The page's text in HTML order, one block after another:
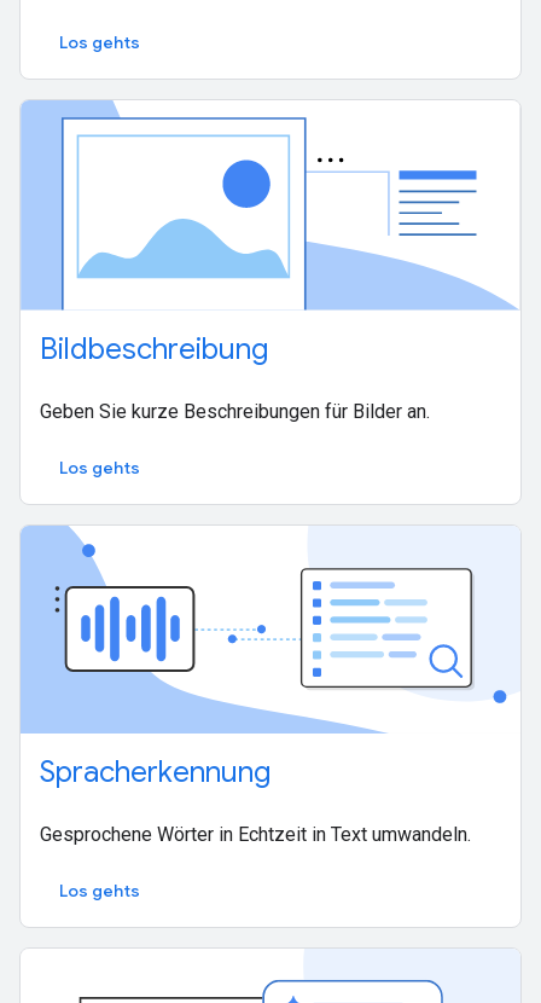
Los gehts
Bildbeschreibung
Geben Sie kurze Beschreibungen für Bilder an.
Los gehts
Spracherkennung
Gesprochene Wörter in Echtzeit in Text umwandeln.
Los gehts